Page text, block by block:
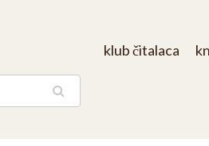
klub čitalaca